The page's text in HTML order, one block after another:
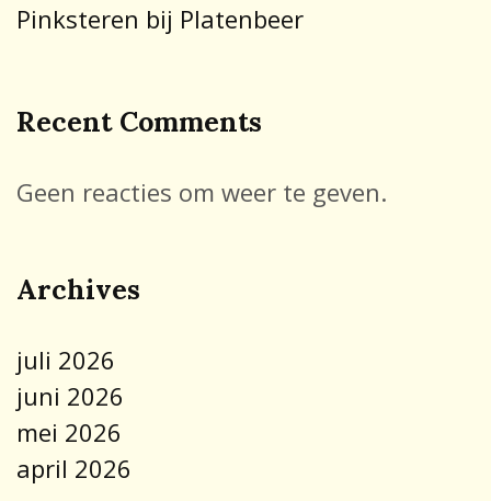
Pinksteren bij Platenbeer
Recent Comments
Geen reacties om weer te geven.
Archives
juli 2026
juni 2026
mei 2026
april 2026